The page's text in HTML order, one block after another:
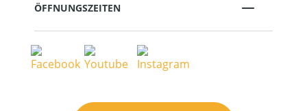
ÖFFNUNGSZEITEN